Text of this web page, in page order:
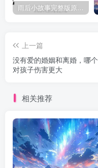
雨后小故事完整版原片动态图（图+文字解说版）
上一篇
没有爱的婚姻和离婚，哪个
对孩子伤害更大
相关推荐